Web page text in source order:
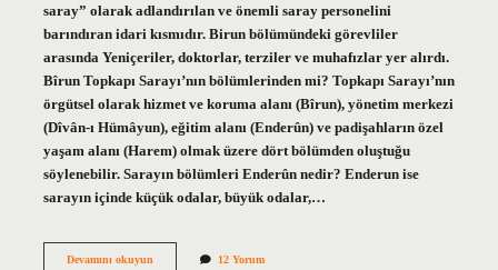
saray” olarak adlandırılan ve önemli saray personelini
barındıran idari kısmıdır. Birun bölümündeki görevliler
arasında Yeniçeriler, doktorlar, terziler ve muhafızlar yer alırdı.
Bîrun Topkapı Sarayı’nın bölümlerinden mi? Topkapı Sarayı’nın
örgütsel olarak hizmet ve koruma alanı (Bîrun), yönetim merkezi
(Dîvân-ı Hümâyun), eğitim alanı (Enderûn) ve padişahların özel
yaşam alanı (Harem) olmak üzere dört bölümden oluştuğu
söylenebilir. Sarayın bölümleri Enderûn nedir? Enderun ise
sarayın içinde küçük odalar, büyük odalar,…
Devamını okuyunRikabdar
12 Yorum